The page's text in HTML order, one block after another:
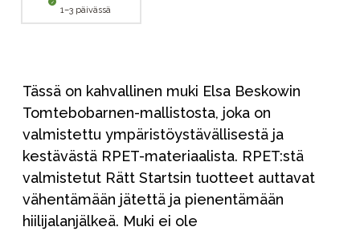
1–3 päivässä
Tässä on kahvallinen muki Elsa Beskowin
Tomtebobarnen-mallistosta, joka on
valmistettu ympäristöystävällisestä ja
kestävästä RPET-materiaalista. RPET:stä
valmistetut Rätt Startsin tuotteet auttavat
vähentämään jätettä ja pienentämään
hiilijalanjälkeä. Muki ei ole